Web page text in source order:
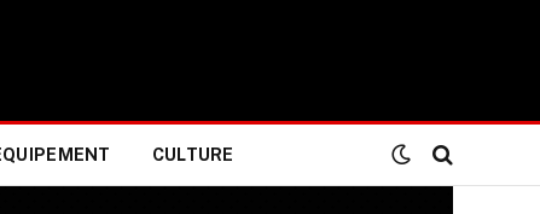
CULTURE